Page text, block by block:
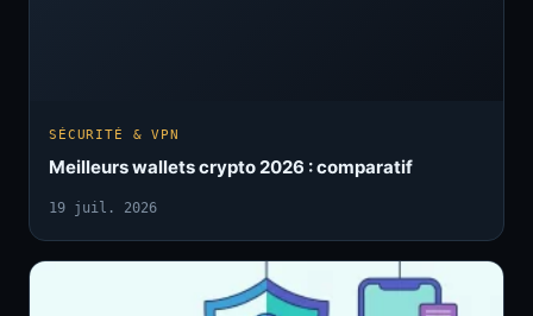
SÉCURITÉ & VPN
Meilleurs wallets crypto 2026 : comparatif
19 juil. 2026